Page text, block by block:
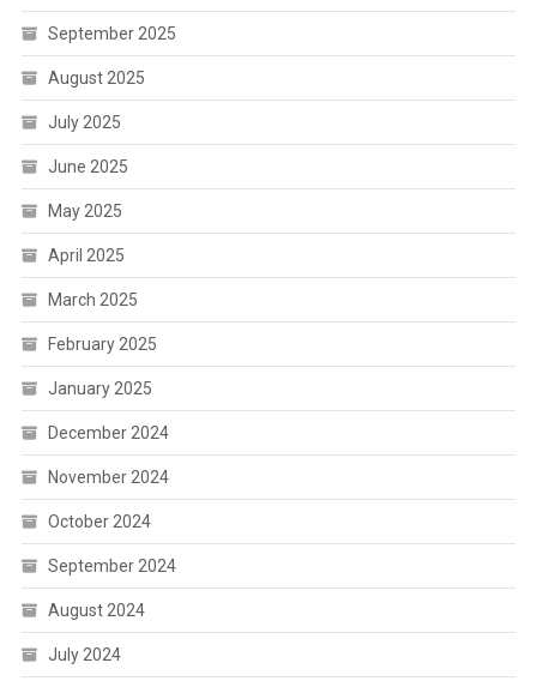
September 2025
August 2025
July 2025
June 2025
May 2025
April 2025
March 2025
February 2025
January 2025
December 2024
November 2024
October 2024
September 2024
August 2024
July 2024